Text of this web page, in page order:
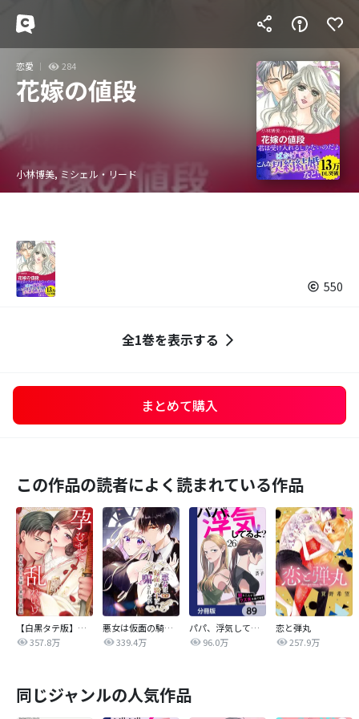
恋愛 284
花嫁の値段
小林博美, ミシェル・リード
550
全1巻を表示する
まとめて購入
この作品の読者によく読まれている作品
【白黒タテ版】孕むまで乱れいけ～身代わり花嫁と軍服の猛愛
357.8万
悪女は仮面の騎士に騙されない
339.4万
パパ、浮気してるよ？娘と二人でクズ夫を捨てます【分冊版】
96.0万
恋と弾丸
257.9万
同じジャンルの人気作品